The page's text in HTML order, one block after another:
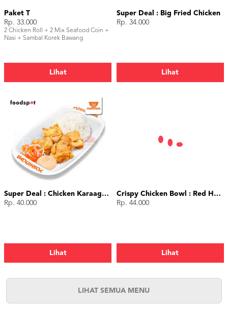
Paket T
Rp. 33.000
2 Chicken Roll + 2 Mix Seafood Coin +
Nasi + Sambal Korek Bawang
Lihat
Super Deal : Big Fried Chicken
Rp. 34.000
Lihat
Super Deal : Chicken Karaage (4 pcs)
Rp. 40.000
Lihat
Crispy Chicken Bowl : Red Hot Chili
Rp. 44.000
Lihat
LIHAT SEMUA MENU